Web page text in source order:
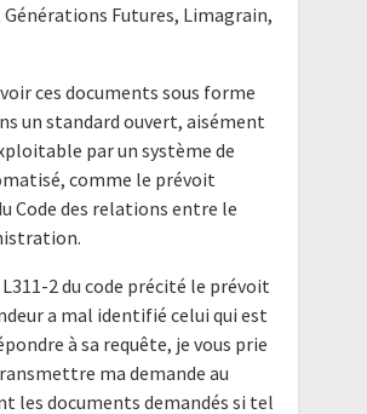
Futures, Limagrain,
ces documents sous forme
un standard ouvert, aisément
par un système de
comme le prévoit
Code des relations entre le
2 du code précité le prévoit
a mal identifié celui qui est
à sa requête, je vous prie
ma demande au
les documents demandés si tel